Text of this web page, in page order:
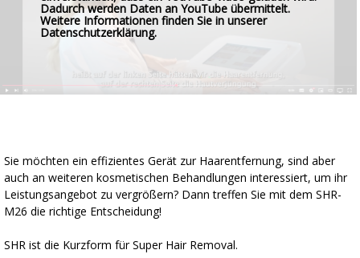
Dadurch werden Daten an YouTube übermittelt.
Weitere Informationen finden Sie in unserer
Datenschutzerklärung.
Sie möchten ein effizientes Gerät zur Haarentfernung, sind aber
auch an weiteren kosmetischen Behandlungen interessiert, um ihr
Leistungsangebot zu vergrößern? Dann treffen Sie mit dem SHR-
M26 die richtige Entscheidung!
SHR ist die Kurzform für Super Hair Removal.